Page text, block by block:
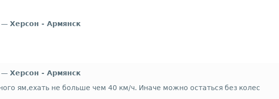
— Херсон - Армянск
— Херсон - Армянск
ям,ехать не больше чем 40 км/ч. Иначе можно остаться без колес